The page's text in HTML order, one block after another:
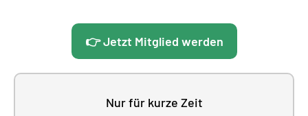
👉 Jetzt Mitglied werden
Nur für kurze Zeit